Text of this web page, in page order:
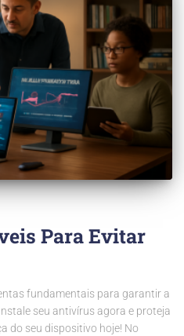
Para Evitar
fundamentais para garantir a
seu antivírus agora e proteja
do seu dispositivo hoje! No